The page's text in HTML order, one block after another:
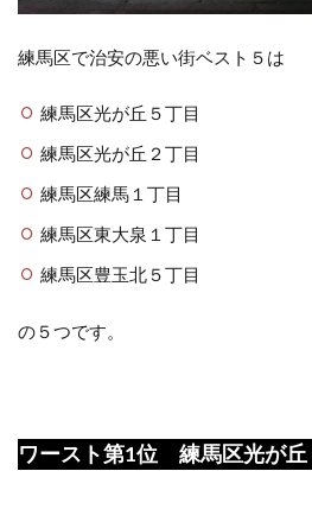
練馬区で治安の悪い街ベスト５は
練馬区光が丘５丁目
練馬区光が丘２丁目
練馬区練馬１丁目
練馬区東大泉１丁目
練馬区豊玉北５丁目
の５つです。
ワースト第1位 練馬区光が丘